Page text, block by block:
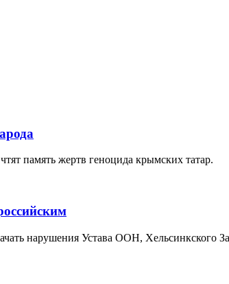
память жертв геноцида крымских татар.
нарушения Устава ООН,